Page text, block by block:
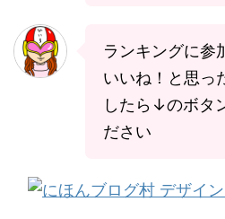
ランキングに参
いいね！と思っ
したら↓のボタ
ださい